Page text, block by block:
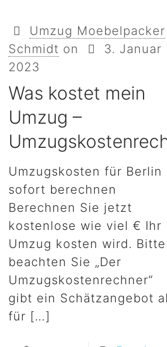
Umzug Moebelpacker
Schmidt on
3. Januar
2023
Was kostet mein
Umzug –
Umzugskosten für Berlin
sofort berechnen
Berechnen Sie jetzt
kostenlose wie viel € Ihr
Umzug kosten wird. Bitte
beachten Sie „Der
Umzugskostenrechner“
gibt ein Schätzangebot
für […]